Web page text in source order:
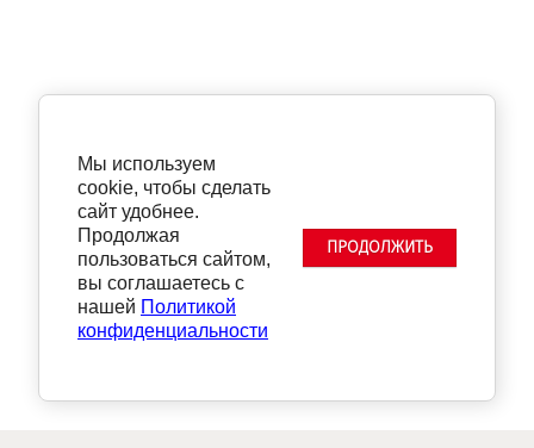
Мы используем
cookie, чтобы сделать
сайт удобнее.
Продолжая
пользоваться сайтом,
вы соглашаетесь с
нашей Политикой
конфиденциальности
ПРОДОЛЖИТЬ